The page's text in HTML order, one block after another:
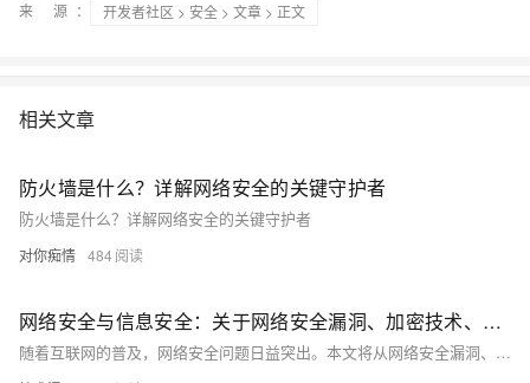
来 源：
开发者社区 > 安全 > 文章 > 正文
相关文章
防火墙是什么？详解网络安全的关键守护者
防火墙是什么？详解网络安全的关键守护者
对你痴情 484
网络安全与信息安全：关于网络安全漏洞、加密技术、安全意识等方面的知识分享
随着互联网的普及，网络安全问题日益突出。本文将从网络安全漏洞、加密技术和安全意识三个方面进行探讨，旨在提高读者对网络安全的认识和防范能力。通过分析常见的网络安全漏洞，介绍加密技术的基本原理和应用，以及强调安全意识的重要性，帮助读者更好地保护自己的网络信息安全。